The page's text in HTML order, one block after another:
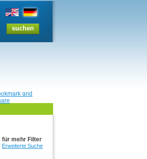
für mehr Filter
Erweiterte Suche